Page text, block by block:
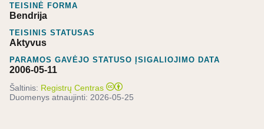
TEISINĖ FORMA
Bendrija
TEISINIS STATUSAS
Aktyvus
PARAMOS GAVĖJO STATUSO ĮSIGALIOJIMO DATA
2006-05-11
Šaltinis: Registrų Centras
Duomenys atnaujinti: 2026-05-25